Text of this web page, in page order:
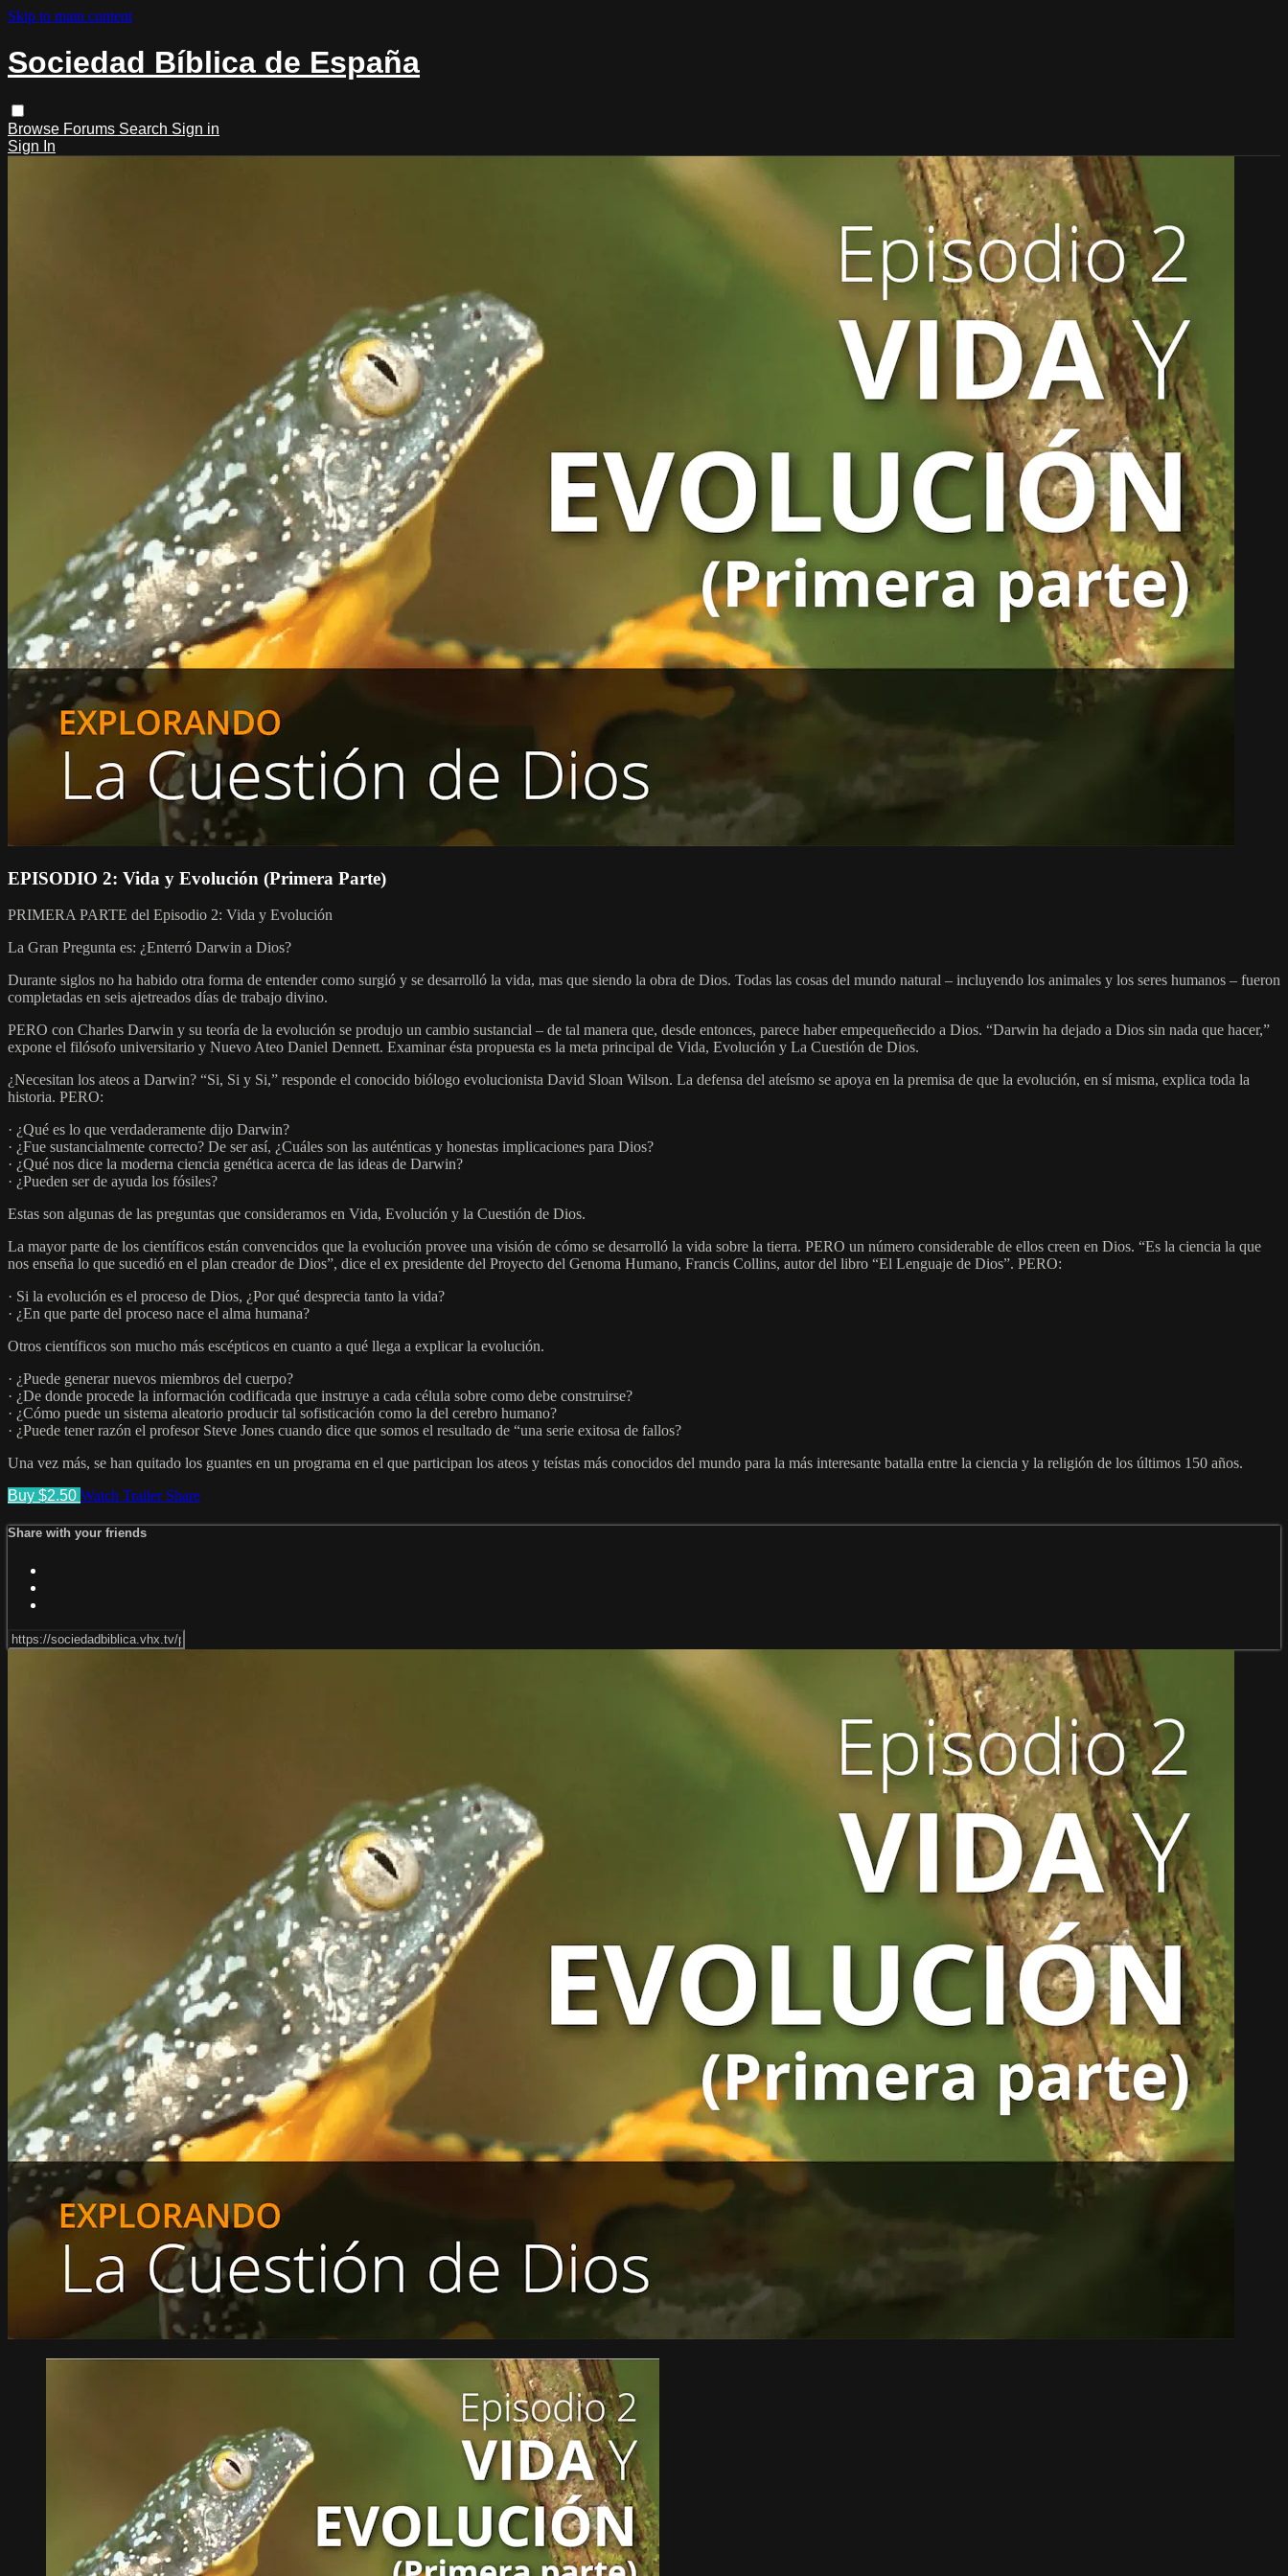
Skip to main content
Sociedad Bíblica de España
Browse Forums Search Sign in
Sign In
EPISODIO 2: Vida y Evolución (Primera Parte)
PRIMERA PARTE del Episodio 2: Vida y Evolución
La Gran Pregunta es: ¿Enterró Darwin a Dios?
Durante siglos no ha habido otra forma de entender como surgió y se desarrolló la vida, mas que siendo la obra de Dios. Todas las cosas del mundo natural – incluyendo los animales y los seres humanos – fueron
completadas en seis ajetreados días de trabajo divino.
PERO con Charles Darwin y su teoría de la evolución se produjo un cambio sustancial – de tal manera que, desde entonces, parece haber empequeñecido a Dios. “Darwin ha dejado a Dios sin nada que hacer,”
expone el filósofo universitario y Nuevo Ateo Daniel Dennett. Examinar ésta propuesta es la meta principal de Vida, Evolución y La Cuestión de Dios.
¿Necesitan los ateos a Darwin? “Si, Si y Si,” responde el conocido biólogo evolucionista David Sloan Wilson. La defensa del ateísmo se apoya en la premisa de que la evolución, en sí misma, explica toda la
historia. PERO:
· ¿Qué es lo que verdaderamente dijo Darwin?
· ¿Fue sustancialmente correcto? De ser así, ¿Cuáles son las auténticas y honestas implicaciones para Dios?
· ¿Qué nos dice la moderna ciencia genética acerca de las ideas de Darwin?
· ¿Pueden ser de ayuda los fósiles?
Estas son algunas de las preguntas que consideramos en Vida, Evolución y la Cuestión de Dios.
La mayor parte de los científicos están convencidos que la evolución provee una visión de cómo se desarrolló la vida sobre la tierra. PERO un número considerable de ellos creen en Dios. “Es la ciencia la que
nos enseña lo que sucedió en el plan creador de Dios”, dice el ex presidente del Proyecto del Genoma Humano, Francis Collins, autor del libro “El Lenguaje de Dios”. PERO:
· Si la evolución es el proceso de Dios, ¿Por qué desprecia tanto la vida?
· ¿En que parte del proceso nace el alma humana?
Otros científicos son mucho más escépticos en cuanto a qué llega a explicar la evolución.
· ¿Puede generar nuevos miembros del cuerpo?
· ¿De donde procede la información codificada que instruye a cada célula sobre como debe construirse?
· ¿Cómo puede un sistema aleatorio producir tal sofisticación como la del cerebro humano?
· ¿Puede tener razón el profesor Steve Jones cuando dice que somos el resultado de “una serie exitosa de fallos?
Una vez más, se han quitado los guantes en un programa en el que participan los ateos y teístas más conocidos del mundo para la más interesante batalla entre la ciencia y la religión de los últimos 150 años.
Buy $2.50 Watch Trailer Share
Share with your friends